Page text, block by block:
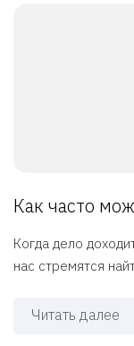
Как часто
Когда дело
нас стремятся
Читать далее